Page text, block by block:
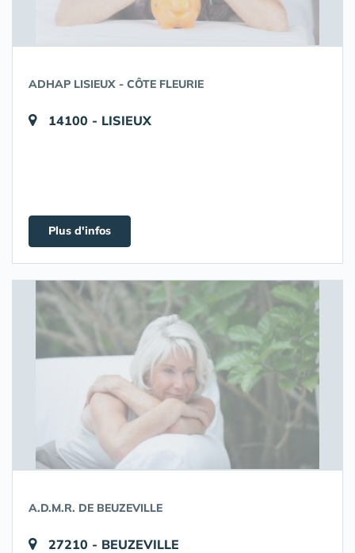
ADHAP LISIEUX - CÔTE FLEURIE
14100 - LISIEUX
Plus d'infos
A.D.M.R. DE BEUZEVILLE
27210 - BEUZEVILLE